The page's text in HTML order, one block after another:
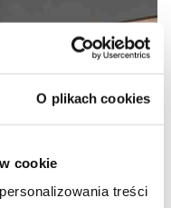
O plikach cookies
cookie
treści